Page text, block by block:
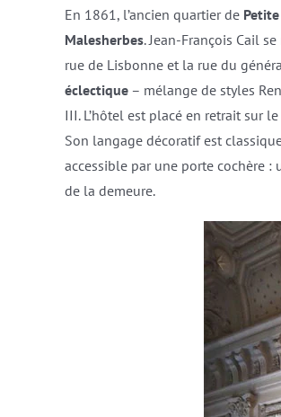
En 1861, l’ancien quartier de
Malesherbes. Jean-François Cail
rue de Lisbonne et la rue du
éclectique– mélange de styles
III. L’hôtel est placé en retrait sur
Son langage décoratif est
accessible par une porte cochère :
de la demeure.